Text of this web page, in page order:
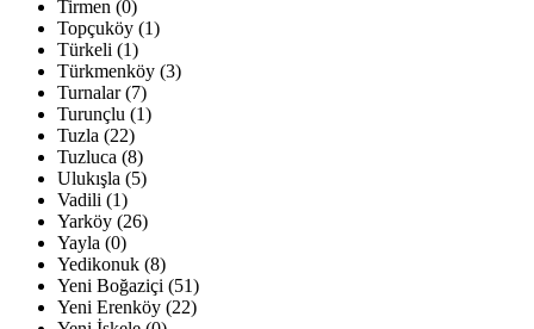
Tirmen (0)
Topçuköy (1)
Türkeli (1)
Türkmenköy (3)
Turnalar (7)
Turunçlu (1)
Tuzla (22)
Tuzluca (8)
Ulukışla (5)
Vadili (1)
Yarköy (26)
Yayla (0)
Yedikonuk (8)
Yeni Boğaziçi (51)
Yeni Erenköy (22)